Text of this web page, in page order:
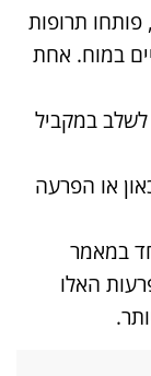
תרופות
במוח. אחת
במקביל
או הפרעה
במאמר
האלו